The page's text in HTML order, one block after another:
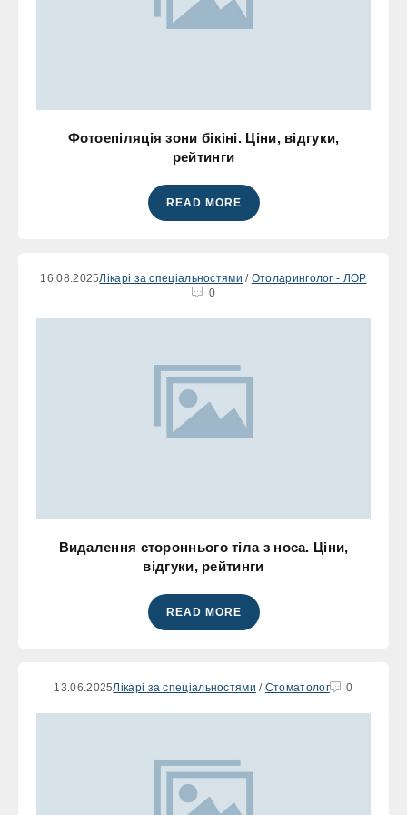
Фотоепіляція зони бікіні. Ціни, відгуки,
рейтинги
READ MORE
16.08.2025Лікарі за спеціальностями / Отоларинголог - ЛОР
0
Видалення стороннього тіла з носа. Ціни,
відгуки, рейтинги
READ MORE
13.06.2025Лікарі за спеціальностями / Стоматолог 0